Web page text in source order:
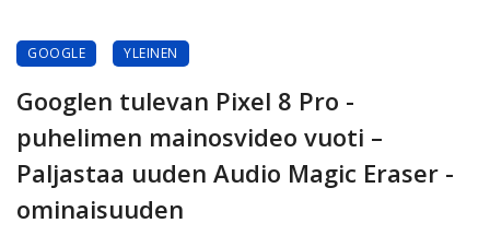
GOOGLE YLEINEN
Googlen tulevan Pixel 8 Pro -
puhelimen mainosvideo vuoti –
Paljastaa uuden Audio Magic Eraser -
ominaisuuden